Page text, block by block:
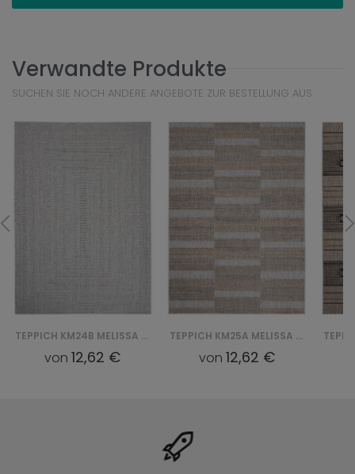
Verwandte Produkte
SUCHEN SIE NOCH ANDERE ANGEBOTE ZUR BESTELLUNG AUS
TEPPICH KM24B MELISSA HCV - SZARY
von12,62 €
TEPPICH KM25A MELISSA MAA - SZARY
von 12,62 €